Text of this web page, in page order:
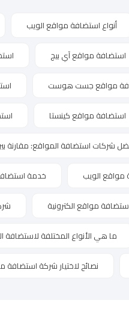
أنواع استضافة مواقع الويب
استضافة مواقع آي بيج
مواقع جست هوست
استضافة مواقع كينستا
شركات استضافة المواقع:
الويب خدمة
مواقع الكترونية
ما هي الأنواع المختلفة لاستضافة
نصائح لاختيار شركة استضافة